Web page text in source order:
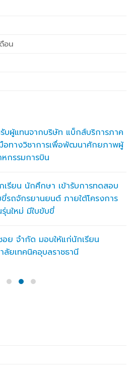
อน
บผู้แทนจากบริษัท แบ็กส์บริการภาค
อทางวิชาการเพื่อพัฒนาศักยภาพผู้
กรรมการบิน
เรียน นักศึกษา เข้ารับการทดสอบ
รถจักรยานยนต์ ภายใต้โครงการ
นใหม่ มีใบขับขี่
ย จำกัด มอบให้แก่นักเรียน
ยเทคนิคอุบลราชธานี